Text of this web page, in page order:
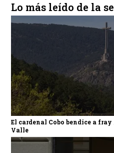
Lo más leído de la
El cardenal Cobo bendice a
Valle